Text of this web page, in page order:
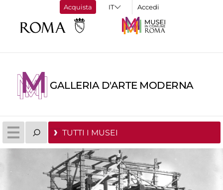
Acquista Accedi
GALLERIA D'ARTE MODERNA
TUTTI I MUSEI